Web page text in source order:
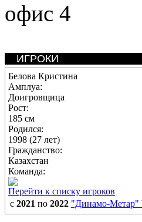
офис 4
ИГРОКИ
Белова Кристина
Амплуа:
Доигровщица
Рост:
185 см
Родился:
1998 (27 лет)
Гражданство:
Казахстан
Команда:
Перейти к списку игроков
с 2021 по 2022 "Динамо-Метар"